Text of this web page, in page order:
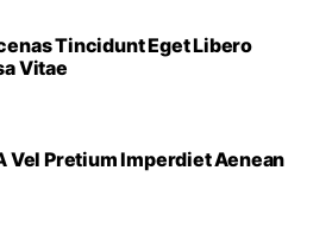
Tincidunt Eget Libero
Vitae
Vel Pretium Imperdiet Aenean